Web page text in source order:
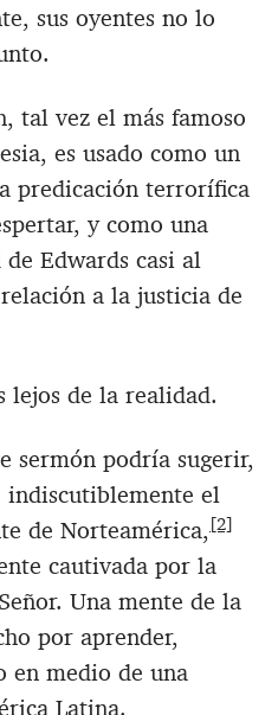
sus oyentes no lo
tal vez el más famoso
es usado como un
predicación terrorífica
y como una
Edwards casi al
a la justicia de
lejos de la realidad.
sermón podría sugerir,
indiscutiblemente el
de Norteamérica, [2]
cautivada por la
Una mente de la
por aprender,
en medio de una
Latina.